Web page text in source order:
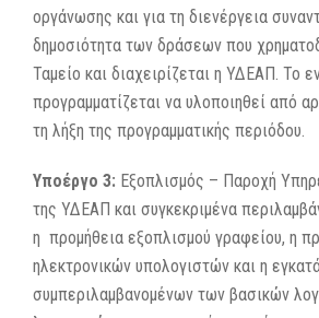
οργάνωσης και για τη διενέργεια
δημοσιότητα των δράσεων που
Ταμείο και διαχειρίζεται η ΥΔΕΑΠ. Το
προγραμματίζεται να υλοποιηθεί από
τη λήξη της προγραμματικής περιόδου.
Υποέργο 3: Εξοπλισμός – Παροχή
της ΥΔΕΑΠ και συγκεκριμένα
η προμήθεια εξοπλισμού γραφείου, η
ηλεκτρονικών υπολογιστών και η
συμπεριλαμβανομένων των βασικών